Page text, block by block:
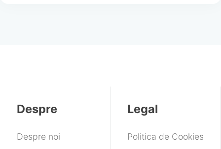
Despre
Despre noi
Legal
Politica de Cookies